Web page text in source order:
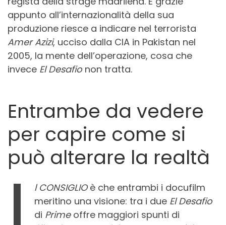
appunto all’internazionalità della sua
produzione riesce a indicare nel terrorista
Amer Azizi, ucciso dalla CIA in Pakistan nel
2005, la mente dell’operazione, cosa che
invece El Desafio non tratta.
Entrambe da vedere
per capire come si
può alterare la realtà
l CONSIGLIOè che entrambi i docufilm
meritino una visione: tra i due El Desafio
di Primeoffre maggiori spunti di